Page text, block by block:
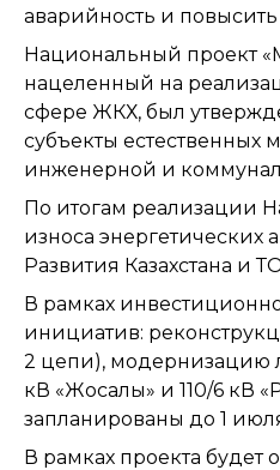
аварийность и
Национальный проект
нацеленный на
сфере ЖКХ, был
субъекты
инженерной и
По итогам реализации
износа энергетических
Развития Казахстана и
В рамках
инициатив:
2 цепи), модернизацию
кВ «Жосалы» и 110/6 кВ
запланированы до 1
В рамках проекта будет